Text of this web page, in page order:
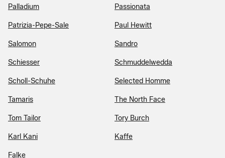
Palladium Passionata
Patrizia-Pepe-Sale Paul Hewitt
Salomon Sandro
Schiesser Schmuddelwedda
Scholl-Schuhe Selected Homme
Tamaris The North Face
Tom Tailor Tory Burch
Karl Kani Kaffe
Falke